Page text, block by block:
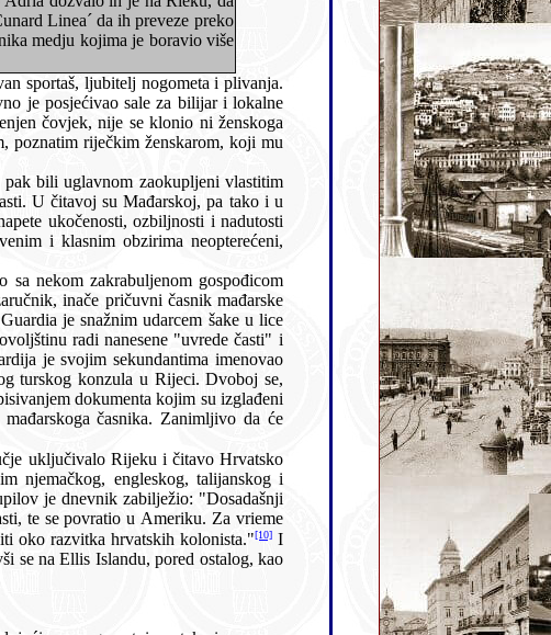
- u Americi kani raditi oko razvitka hrvatskih kolonista."[10]